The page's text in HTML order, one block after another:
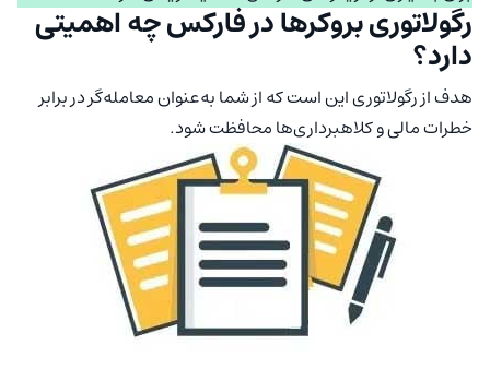
رگولاتوری بروکرها در فارکس چه اهمیتی
دارد؟
هدف از رگولاتوری این است که از شما به‌عنوان معامله‌گر در برابر
خطرات مالی و کلاهبرداری‌ها محافظت شود.